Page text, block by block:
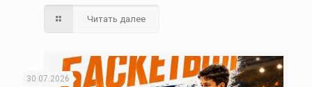
Читать далее
30.07.2026